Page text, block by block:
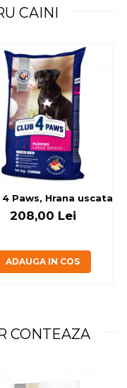
CAINI
miel, set 5+1, 6x80 g
4 Paws, Hrana uscata
208,00 Lei
ADAUGA IN COS
CONTEAZA